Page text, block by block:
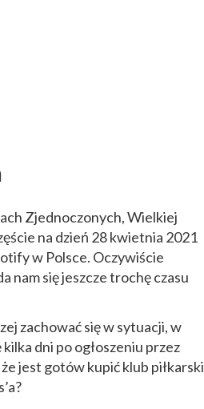
Zjednoczonych, Wielkiej
na dzień 28 kwietnia 2021
w Polsce. Oczywiście
nam się jeszcze trochę czasu
zachować się w sytuacji, w
dni po ogłoszeniu przez
jest gotów kupić klub piłkarski